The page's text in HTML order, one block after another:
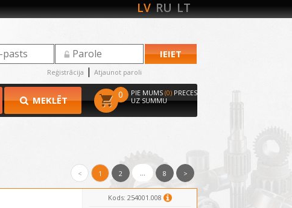
LV RU LT
Reģistrācija | Atjaunot paroli
MEKLĒT 0 PIE MUMS (0) PRECES
UZ SUMMU
< 1 2 ... 8 >
Kods: 254001.008